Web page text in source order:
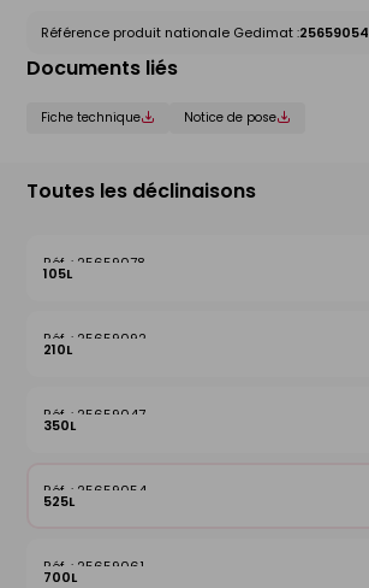
Référence produit nationale Gedimat :25659054
Documents liés
Fiche technique Notice de pose
Toutes les déclinaisons
25659078
105L
25659092
210L
25659047
350L
25659054
525L
25659061
700L